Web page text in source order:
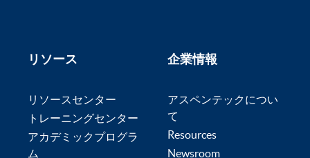
リソース
リソースセンター
トレーニングセンター
アカデミックプログラ
ム
企業情報
アスペンテックについ
て
Resources
Newsroom